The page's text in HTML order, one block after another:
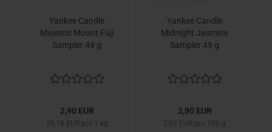
Yankee Candle
Majestic Mount Fuji
Sampler 49 g
2,90 EUR
59,18 EUR pro 1 kg
Yankee Candle
Midnight Jasmine
Sampler 49 g
2,90 EUR
5,92 EUR pro 100 g